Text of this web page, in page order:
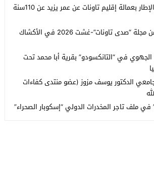
والد حسن رقوش الإطار بعمالة إقليم تاونات عن عمر يزيد عن 110سنة
عدد جديد (434) من مجلة “صدى تاونات”-غشت 2026 في الأكشاك
الجهوي في “التانكسودو” بقرية أبا محمد تحت
الدكتور يوسف مزوز (عضو منتدى كفاءات
في ملف تاجر المخدرات الدولي “إسكوبار الصحراء”